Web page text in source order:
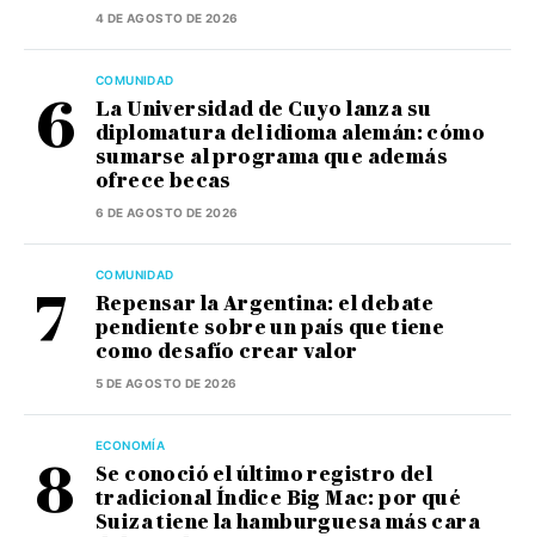
4 DE AGOSTO DE 2026
COMUNIDAD
La Universidad de Cuyo lanza su
diplomatura del idioma alemán: cómo
sumarse al programa que además
ofrece becas
6 DE AGOSTO DE 2026
COMUNIDAD
Repensar la Argentina: el debate
pendiente sobre un país que tiene
como desafío crear valor
5 DE AGOSTO DE 2026
ECONOMÍA
Se conoció el último registro del
tradicional Índice Big Mac: por qué
Suiza tiene la hamburguesa más cara